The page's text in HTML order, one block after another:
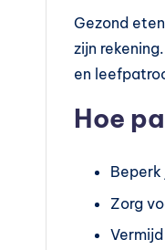
Gezond
zijn
en
Hoe
Zorg